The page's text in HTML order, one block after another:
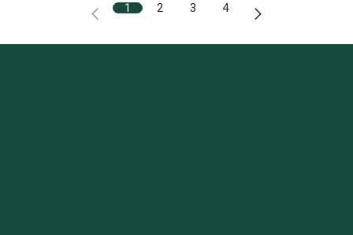
1 2 3 4